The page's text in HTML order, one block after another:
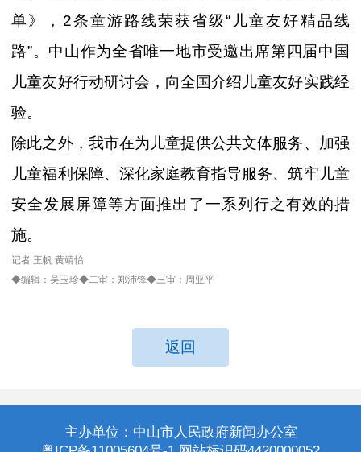
单》，2条童游路线荣获省级“儿童友好精品线
路”。中山作为全省唯一地市受邀出席第四届中国
儿童友好行动研讨会，向全国介绍儿童友好实践经
验。
除此之外，我市在为儿童提供公共文体服务、加强
儿童福利保障、深化家庭教育指导服务、筑牢儿童
安全发展屏障等方面推出了一系列行之有效的措
施。
记者 王帆 黄靖怡
◆编辑：吴玉珍◆二审：郑沛锋◆三审：周亚平
返回
主办单位：中山市人民政府新闻办公室